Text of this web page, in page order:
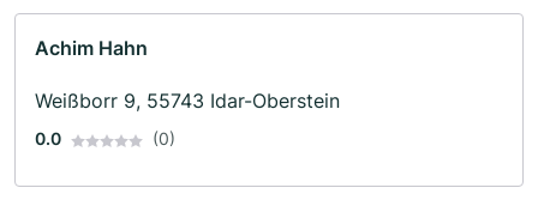
Achim Hahn
Weißborr 9, 55743 Idar-Oberstein
0.0 (0)